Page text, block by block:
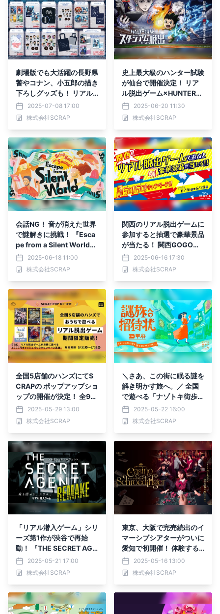
っている。街に仕掛けられ
た手がかりを追って、まだ
知らない新宿へ踏み出そ
う！
劇場版でも大活躍の長野県
警やコナン、小五郎の描き
下ろしグッズも！ リアル
脱出ゲーム×名探偵コナン
最新作 『残像の交信（シ
グナル）からの脱出』 オ
公開！
2025-07-08 17:00
株式会社SCRAP
史上最大級のハンター試験
が仙台で開催決定！ リア
ル脱出ゲーム×HUNTER×
HUNTER 『ハンター試験
スタジアムからの脱出』
累計4万人以上が熱狂した
9日(土)、10日(日)、11日
(月祝)の3日間限定で開
催！
2025-06-20 11:30
株式会社SCRAP
会話NG！ 音が消えた世界
で謎解きに挑戦！ 『Esca
pe from a Silent World』
ジェスチャーや表情で仲間
と協力。言語不要のリアル
脱出ゲームが東京ミステリ
2025-06-18 11:00
株式会社SCRAP
関西のリアル脱出ゲームに
参加すると抽選で豪華景品
が当たる！ 関西GOGOキ
ャンペーン 〜 2025年は
関西にGOGO!! 〜
2025-06-16 17:30
株式会社SCRAP
全国5店舗のハンズにてS
CRAPの ポップアップショ
ップの開催が決定！ 全9タ
イトルが勢ぞろい！
2025-05-29 13:00
株式会社SCRAP
＼さあ、この街に眠る謎を
解き明かす旅へ。／ 全国
で遊べる「ナゾトキ街歩き
ゲーム」の新スタイル第1
弾『謎旅への招待状 in 甲
府』2025年5月28日(水)
2025-05-22 16:00
株式会社SCRAP
「リアル潜入ゲーム」シリ
ーズ第1作が渋谷で再始
動！ 『THE SECRET AGE
NT』REMAKEを お得に楽
しめる期間限定キャンペー
ンが実施決定 スパイさな
オリジナルグッズも登場
2025-05-21 17:00
株式会社SCRAP
東京、大阪で完売続出のイ
マーシブシアターがついに
愛知で初開催！ 体験する
物語project『カジノ・シ
ュレディンガー』 7月3日
(木)～7月13日(日) リアル
2025-05-16 13:00
株式会社SCRAP